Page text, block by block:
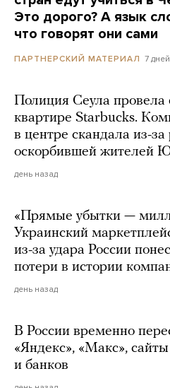
Это дорого? А язык
что говорят они сами
ПАРТНЕРСКИЙ МАТЕРИАЛ 7
Полиция Сеула провела
квартире Starbucks.
в центре скандала из-
оскорбившей жителей
день назад
«Прямые убытки —
Украинский
из-за удара России
потери в истории
день назад
В России временно
«Яндекс», «Макс»,
и банков